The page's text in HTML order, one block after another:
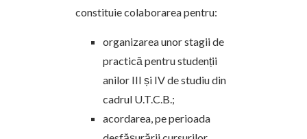
constituie colaborarea pentru:
organizarea unor stagii de
practică pentru studenții
anilor III și IV de studiu din
cadrul U.T.C.B.;
acordarea, pe perioada